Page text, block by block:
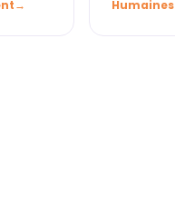
Humaines